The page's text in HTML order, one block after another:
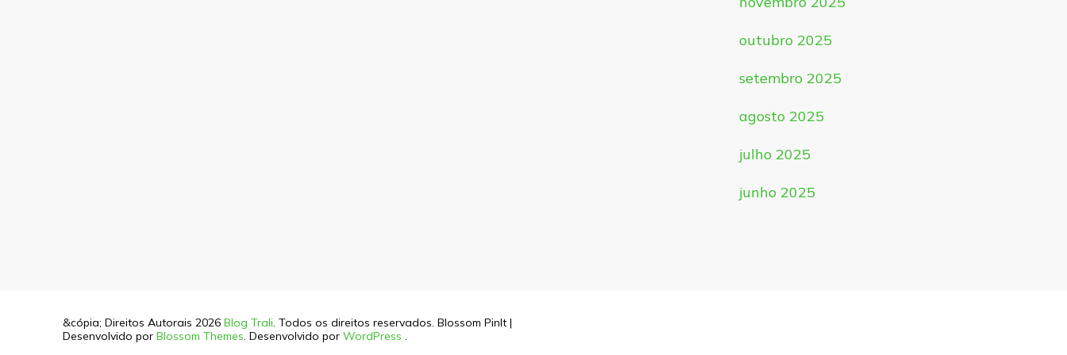
outubro 2025
setembro 2025
agosto 2025
julho 2025
junho 2025
&cópia; Direitos Autorais 2026 Blog Trali. Todos os direitos reservados. Blossom PinIt |
Desenvolvido por Blossom Themes. Desenvolvido por WordPress .